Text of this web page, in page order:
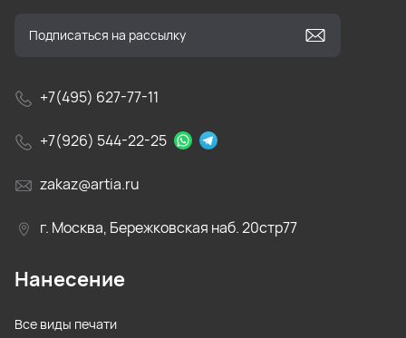
+7(495) 627-77-11
+7(926) 544-22-25
zakaz@artia.ru
г. Москва, Бережковская наб. 20стр77
Нанесение
Все виды печати